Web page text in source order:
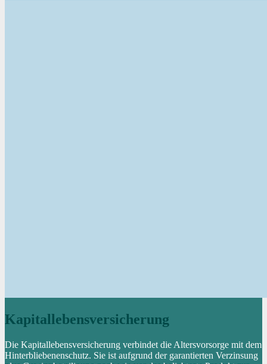
Kapitallebensversicherung
Die Kapitallebensversicherung verbindet die Altersvorsorge mit dem
Hinterbliebenenschutz. Sie ist aufgrund der garantierten Verzinsung